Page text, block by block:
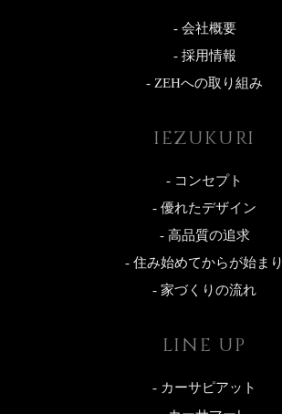
- 会社概要
- 採用情報
- ZEHへの取り組み
IEZUKURI
- コンセプト
- 優れたデザイン
- 高品質の追求
- 住み始めてからが始まり
- 家づくりの流れ
LINE UP
- カーサピアット